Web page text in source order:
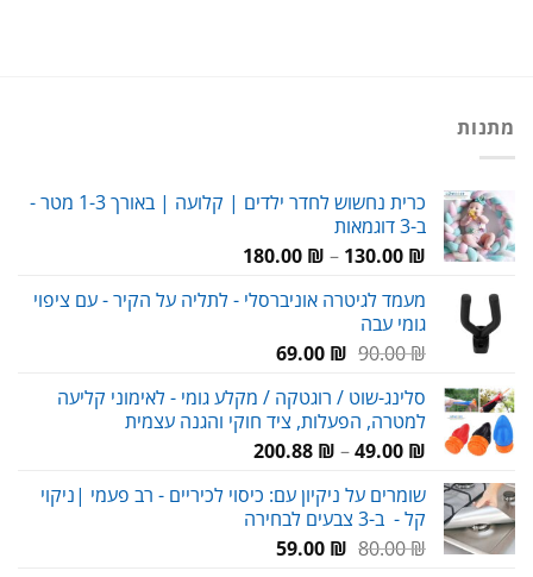
מתנות
כרית נחשוש לחדר ילדים | קלועה | באורך 1-3 מטר -
ב-3 דוגמאות
130.00 ₪
–
180.00 ₪
מעמד לגיטרה אוניברסלי - לתליה על הקיר - עם ציפוי
גומי עבה
90.00₪
המחיר
היה:
90.00 ₪.
69.00 ₪
המחיר
הוא:
69.00 ₪.
סלינג-שוט / רוגטקה / מקלע גומי - לאימוני קליעה
למטרה, הפעלות, ציד חוקי והגנה עצמית
49.00 ₪
–
200.88 ₪
טווח
עד
שומרים על ניקיון עם: כיסוי לכיריים - רב פעמי |ניקוי
קל - ב-3 צבעים לבחירה
80.00₪
המחיר59.00 ₪
המחיר